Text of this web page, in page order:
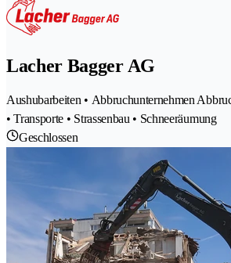
Lacher Bagger AG
Aushubarbeiten • Abbruchunternehmen
• Transporte • Strassenbau • Schneeräumung
Geschlossen